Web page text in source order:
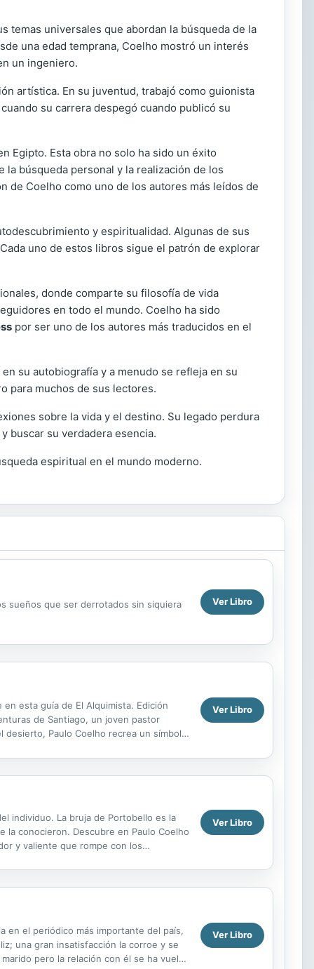
universales que abordan la búsqueda de la
una edad temprana, Coelho mostró un interés
un ingeniero.
artística. En su juventud, trabajó como guionista
su carrera despegó cuando publicó su
Egipto. Esta obra no solo ha sido un éxito
búsqueda personal y la realización de los
de Coelho como uno de los autores más leídos de
y espiritualidad. Algunas de sus
uno de estos libros sigue el patrón de explorar
donde comparte su filosofía de vida
en todo el mundo. Coelho ha sido
por ser uno de los autores más traducidos en el
su autobiografía y a menudo se refleja en su
para muchos de sus lectores.
sobre la vida y el destino. Su legado perdura
buscar su verdadera esencia.
espiritual en el mundo moderno.
sueños que ser derrotados sin siquiera Ver Libro
esta guía de El Alquimista. Edición
de Santiago, un joven pastor
Paulo Coelho recrea un símbolo
Ver Libro
individuo. La bruja de Portobello es la
la conocieron. Descubre en Paulo Coelho
y valiente que rompe con los
Ver Libro
en el periódico más importante del país,
una gran insatisfacción la corroe y se
pero la relación con él se ha vuelto
Ver Libro